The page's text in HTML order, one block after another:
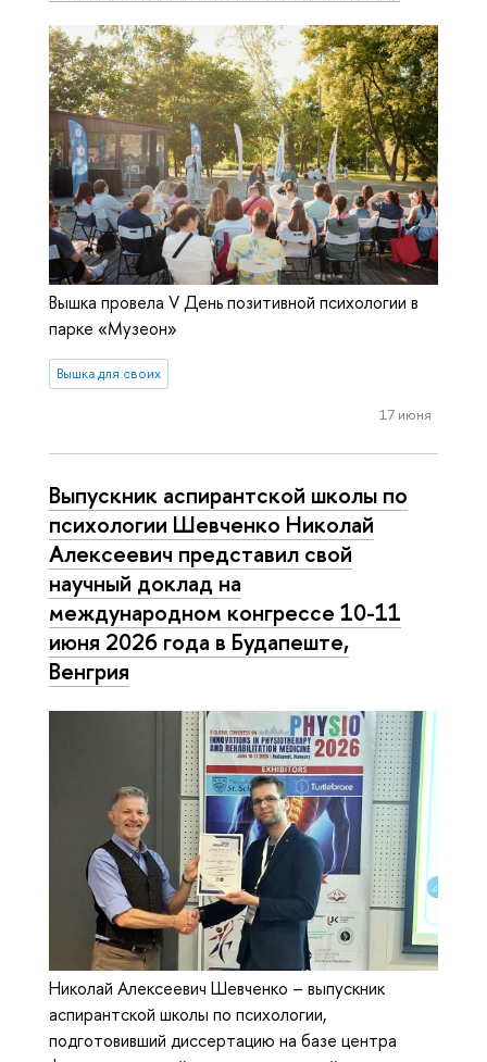
Вышка провела V День позитивной психологии в
парке «Музеон»
Вышка для своих
17 июня
Выпускник аспирантской школы по
психологии Шевченко Николай
Алексеевич представил свой
научный доклад на
международном конгрессе 10-11
июня 2026 года в Будапеште,
Венгрия
Николай Алексеевич Шевченко – выпускник
аспирантской школы по психологии,
подготовивший диссертацию на базе центра